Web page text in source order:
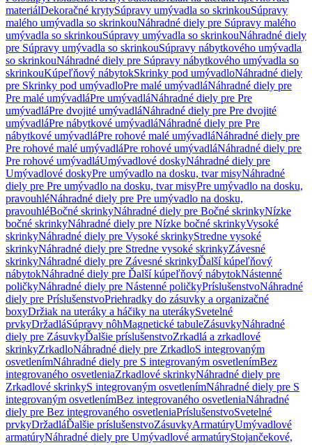
materiálDekoračné krytySúpravy umývadla so skrinkouSúpravy
malého umývadla so skrinkouNáhradné diely pre Súpravy malého
umývadla so skrinkouSúpravy umývadla so skrinkouNáhradné diely
pre Súpravy umývadla so skrinkouSúpravy nábytkového umývadla
so skrinkouNáhradné diely pre Súpravy nábytkového umývadla so
skrinkouKúpeľňový nábytokSkrinky pod umývadloNáhradné diely
pre Skrinky pod umývadloPre malé umývadláNáhradné diely pre
Pre malé umývadláPre umývadláNáhradné diely pre Pre
umývadláPre dvojité umývadláNáhradné diely pre Pre dvojité
umývadláPre nábytkové umývadláNáhradné diely pre Pre
nábytkové umývadláPre rohové malé umývadláNáhradné diely pre
Pre rohové malé umývadláPre rohové umývadláNáhradné diely pre
Pre rohové umývadláUmývadlové doskyNáhradné diely pre
Umývadlové doskyPre umývadlo na dosku, tvar misyNáhradné
diely pre Pre umývadlo na dosku, tvar misyPre umývadlo na dosku,
pravouhléNáhradné diely pre Pre umývadlo na dosku,
pravouhléBočné skrinkyNáhradné diely pre Bočné skrinkyNízke
bočné skrinkyNáhradné diely pre Nízke bočné skrinkyVysoké
skrinkyNáhradné diely pre Vysoké skrinkyStredne vysoké
skrinkyNáhradné diely pre Stredne vysoké skrinkyZávesné
skrinkyNáhradné diely pre Závesné skrinkyĎalší kúpeľňový
nábytokNáhradné diely pre Ďalší kúpeľňový nábytokNástenné
poličkyNáhradné diely pre Nástenné poličkyPríslušenstvoNáhradné
diely pre PríslušenstvoPriehradky do zásuvky a organizačné
boxyDržiak na uteráky a háčiky na uterákySvetelné
prvkyDržadláSúpravy nôhMagnetické tabuleZásuvkyNáhradné
diely pre ZásuvkyĎalšie príslušenstvoZrkadlá a zrkadlové
skrinkyZrkadloNáhradné diely pre ZrkadloS integrovaným
osvetlenímNáhradné diely pre S integrovaným osvetlenímBez
integrovaného osvetleniaZrkadlové skrinkyNáhradné diely pre
Zrkadlové skrinkyS integrovaným osvetlenímNáhradné diely pre S
integrovaným osvetlenímBez integrovaného osvetleniaNáhradné
diely pre Bez integrovaného osvetleniaPríslušenstvoSvetelné
prvkyDržadláĎalšie príslušenstvoZásuvkyArmatúryUmývadlové
armatúryNáhradné diely pre Umývadlové armatúryStojančekové,